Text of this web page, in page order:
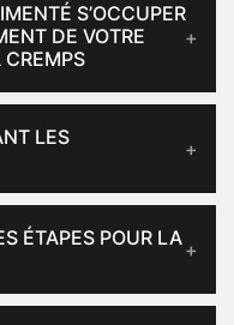
S’OCCUPER
DE VOTRE
CREMPS
LES
ÉTAPES POUR LA